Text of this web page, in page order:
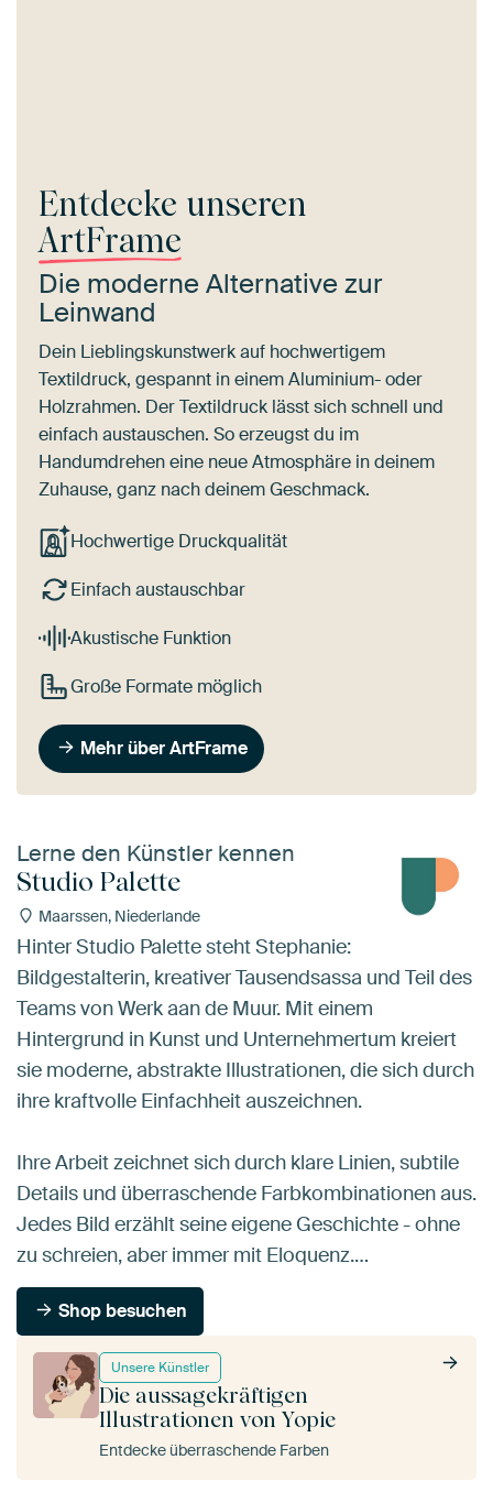
Entdecke unseren
ArtFrame
Die moderne Alternative zur
Leinwand
Dein Lieblingskunstwerk auf hochwertigem
Textildruck, gespannt in einem Aluminium- oder
Holzrahmen. Der Textildruck lässt sich schnell und
einfach austauschen. So erzeugst du im
Handumdrehen eine neue Atmosphäre in deinem
Zuhause, ganz nach deinem Geschmack.
Hochwertige Druckqualität
Einfach austauschbar
Akustische Funktion
Große Formate möglich
Mehr über ArtFrame
Lerne den Künstler kennen
Studio Palette
Maarssen, Niederlande
Unsere Künstler
Die aussagekräftigen
Illustrationen von Yopie
Entdecke überraschende Farben
Hinter Studio Palette steht Stephanie:
Bildgestalterin, kreativer Tausendsassa und Teil des
Teams von Werk aan de Muur. Mit einem
Hintergrund in Kunst und Unternehmertum kreiert
sie moderne, abstrakte Illustrationen, die sich durch
ihre kraftvolle Einfachheit auszeichnen.
Ihre Arbeit zeichnet sich durch klare Linien, subtile
Details und überraschende Farbkombinationen aus.
Jedes Bild erzählt seine eigene Geschichte - ohne
zu schreien, aber immer mit Eloquenz.…
Shop besuchen